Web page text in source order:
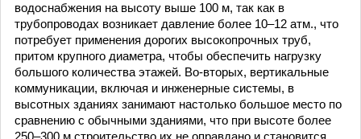
водоснабжения на высоту выше 100 м, так как в
трубопроводах возникает давление более 10–12 атм., что
потребует применения дорогих высокопрочных труб,
притом крупного диаметра, чтобы обеспечить нагрузку
большого количества этажей. Во-вторых, вертикальные
коммуникации, включая и инженерные системы, в
высотных зданиях занимают настолько большое место по
сравнению с обычными зданиями, что при высоте более